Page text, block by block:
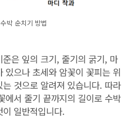
수박 순치기 방법
은 잎의 크기, 줄기의 굵기, 마
있으나 초세와 암꽃이 꽃피는 위
것으로 알려져 있습니다. 따라
에서 줄기 끝까지의 길이로 수박
일반적입니다.